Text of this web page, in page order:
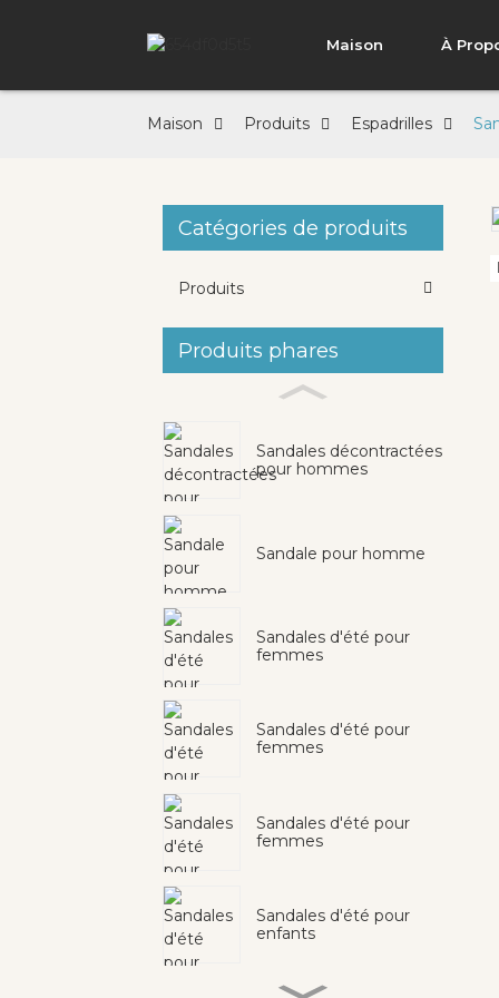
Maison À
Maison Produits Espadrilles
Catégories de produits
Produits
Produits phares
Sandales décontractées
pour hommes
Sandale pour homme
Sandales d'été pour
femmes
Sandales d'été pour
femmes
Sandales d'été pour
femmes
Sandales d'été pour
enfants
Loading...
Loading...